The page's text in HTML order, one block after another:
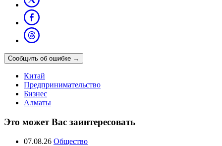
Сообщить об ошибке →
Китай
Предпринимательство
Бизнес
Алматы
Это может Вас заинтересовать
07.08.26 Общество